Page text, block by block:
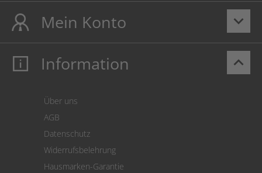
keyboard_arrow_down
Mein Konto
Mein Konto
keyboard_arrow_up
Information
Über uns
AGB
Datenschutz
Widerrufsbelehrung
Hausmarken-Garantie